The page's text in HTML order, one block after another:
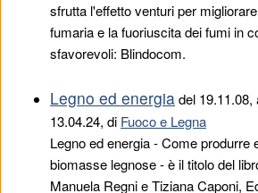
sfrutta l'effetto venturi per
fumaria e la fuoriuscita dei fumi in
sfavorevoli: Blindocom.
Legno ed energiadel 19.11.08,
13.04.24, di Fuoco e Legna
Legno ed energia - Come produrre
biomasse legnose - è il titolo del
Manuela Regni e Tiziana Caponi,